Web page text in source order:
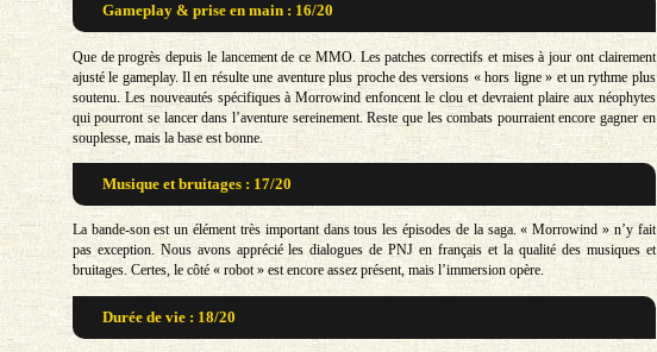
Gameplay & prise en main : 16/20
Que de progrès depuis le lancement de ce MMO. Les patches correctifs et mises à jour ont clairement
ajusté le gameplay. Il en résulte une aventure plus proche des versions « hors ligne » et un rythme plus
soutenu. Les nouveautés spécifiques à Morrowind enfoncent le clou et devraient plaire aux néophytes
qui pourront se lancer dans l’aventure sereinement. Reste que les combats pourraient encore gagner en
souplesse, mais la base est bonne.
Musique et bruitages : 17/20
La bande-son est un élément très important dans tous les épisodes de la saga. « Morrowind » n’y fait
pas exception. Nous avons apprécié les dialogues de PNJ en français et la qualité des musiques et
bruitages. Certes, le côté « robot » est encore assez présent, mais l’immersion opère.
Durée de vie : 18/20